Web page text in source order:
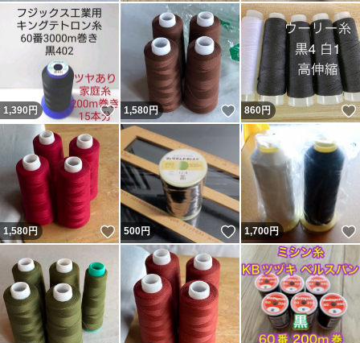
1,390 円 いいね！
1,580円 いいね！
860円
1,580円 いいね！
500円 いいね！
1,700円